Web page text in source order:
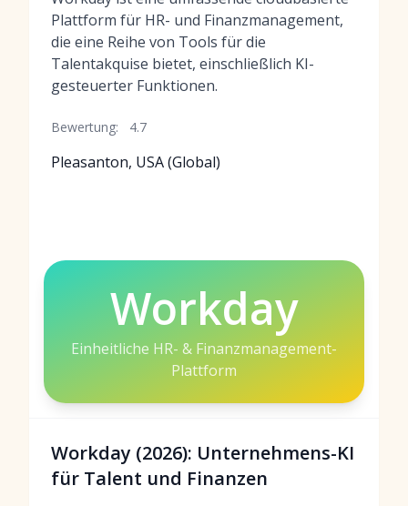
Plattform für HR- und Finanzmanagement,
die eine Reihe von Tools für die
Talentakquise bietet, einschließlich KI-
gesteuerter Funktionen.
Bewertung: 4.7
Pleasanton, USA (Global)
Workday
Einheitliche HR- & Finanzmanagement-
Plattform
Workday (2026): Unternehmens-KI
für Talent und Finanzen